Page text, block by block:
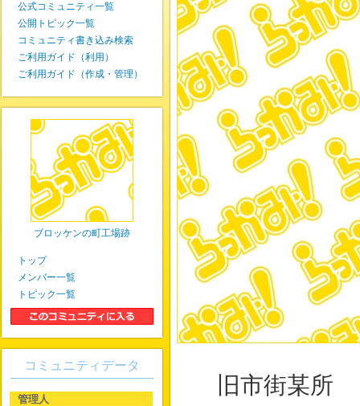
旧市街某所
公式コミュニティ一覧
公開トピック一覧
コミュニティ書き込み検索
ご利用ガイド（利用）
ご利用ガイド（作成・管理）
ブロッケンの町工場跡
トップ
メンバー一覧
トピック一覧
コミュニティデータ
管理人